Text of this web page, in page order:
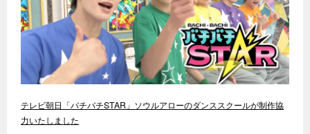
テレビ朝日「バチバチSTAR」ソウルアローのダンススクールが制作協
力いたしました